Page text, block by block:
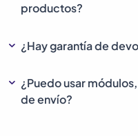
productos?
¿Hay garantía de
¿Puedo usar
de envío?